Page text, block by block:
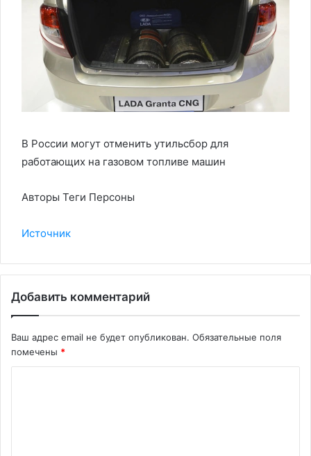
В России могут отменить утильсбор для
работающих на газовом топливе машин
Авторы Теги Персоны
Источник
Добавить комментарий
Ваш адрес email не будет опубликован. Обязательные поля
помечены *